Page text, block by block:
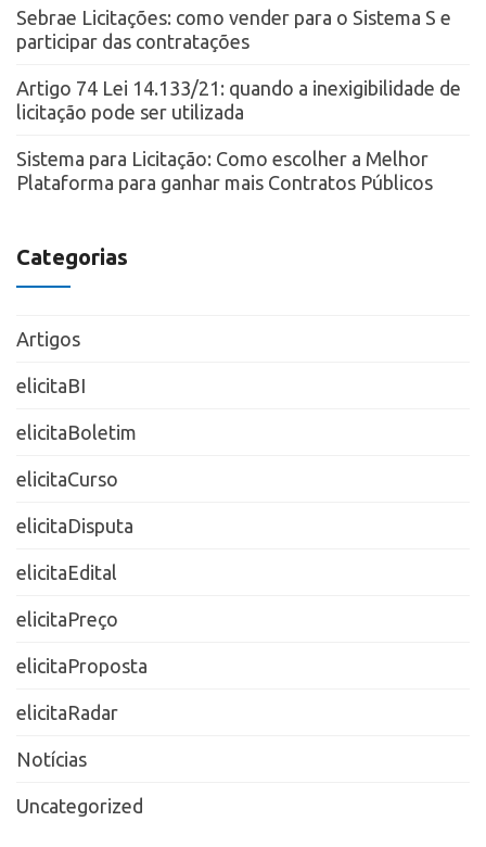
Sebrae Licitações: como vender para o Sistema S e
participar das contratações
Artigo 74 Lei 14.133/21: quando a inexigibilidade de
licitação pode ser utilizada
Sistema para Licitação: Como escolher a Melhor
Plataforma para ganhar mais Contratos Públicos
Categorias
Artigos
elicitaBI
elicitaBoletim
elicitaCurso
elicitaDisputa
elicitaEdital
elicitaPreço
elicitaProposta
elicitaRadar
Notícias
Uncategorized